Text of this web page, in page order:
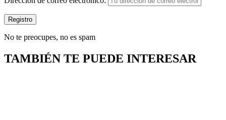
No te preocupes, no es spam
TAMBIÉN TE PUEDE INTERESAR